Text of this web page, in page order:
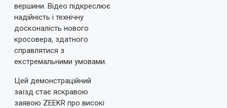
вершини. Відео підкреслює
надійність і технічну
досконалість нового
кросовера, здатного
справлятися з
екстремальними умовами.
Цей демонстраційний
заїзд стає яскравою
заявою ZEEKR про високі